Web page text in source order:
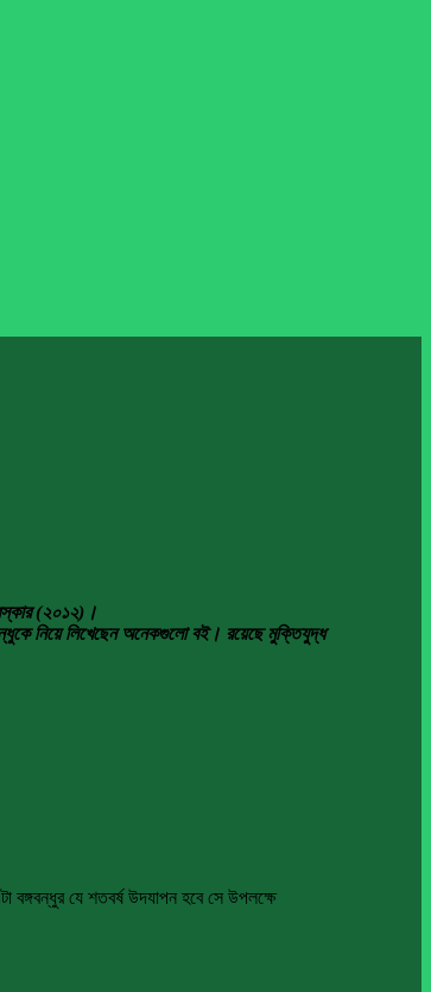
(২০১২)।
নিয়ে লিখেছেন অনেকগুলো বই। রয়েছে মুক্তিযুদ্ধ
বঙ্গবন্ধুর যে শতবর্ষ উদযাপন হবে সে উপলক্ষে